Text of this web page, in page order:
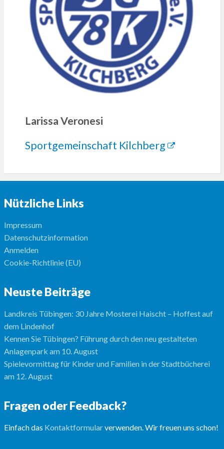
Larissa Veronesi
Sportgemeinschaft Kilchberg
Nützliche Links
Impressum
Datenschutzinformation
Anmelden
Cookie-Richtlinie (EU)
Neuste Beiträge
Landkreis Tübingen: 30 Jahre Mosterei Haischt – Hoffest auf
dem Lindenhof
Kennen Sie Tübingen? Führung durch den neu gestalteten
Anlagenpark am 10. August
Spielevormittag für Kinder und Familien in der Stadtbücherei
am 12. August
Fragen oder Feedback?
Einfach das Kontaktformularverwenden. Wir freuen uns schon!